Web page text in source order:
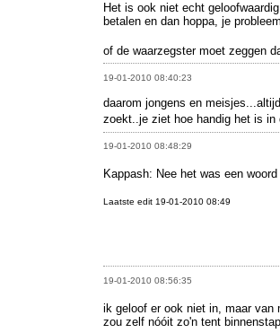
Het is ook niet echt
betalen en dan hoppa, je
of de waarzegster moet zeggen
19-01-2010 08:40:23
daarom jongens en
zoekt..je ziet hoe handig het is in
19-01-2010 08:48:29
Kappash: Nee het was een
Laatste edit 19-01-2010 08:49
19-01-2010 08:56:35
ik geloof er ook niet in, maar van
zou zelf nóóit zo'n tent